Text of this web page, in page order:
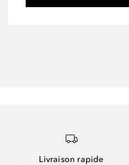
Livraison rapide